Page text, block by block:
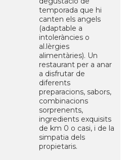
temporada que hi
canten els angels
(adaptable a
intoleràncies o
al.lèrgies
alimentàries). Un
restaurant per a anar
a disfrutar de
diferents
preparacions, sabors,
combinacions
sorprenents,
ingredients exquisits
de km 0 o casi, i de la
simpatia dels
propietaris.